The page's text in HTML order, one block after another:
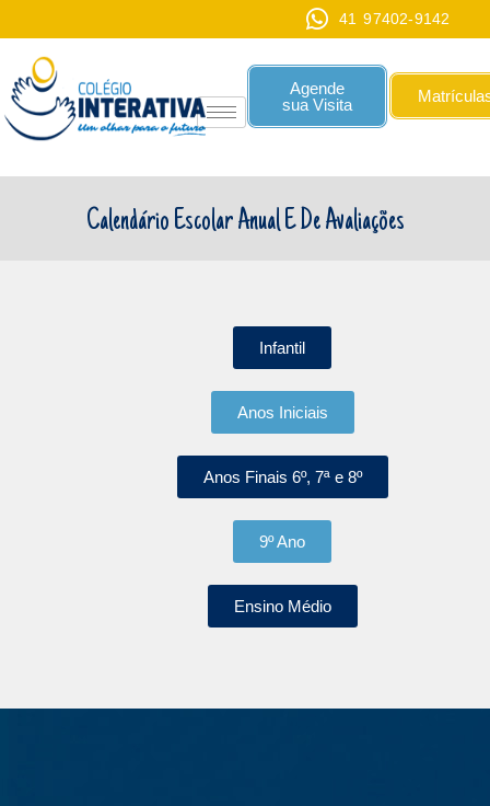
41 97402-9142
Agende
sua Visita
Calendário Escolar Anual E De Avaliações
Infantil
Anos Iniciais
Anos Finais 6º, 7ª e 8º
9º Ano
Ensino Médio